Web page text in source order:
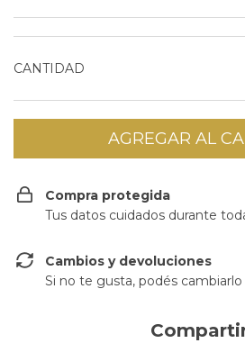
CANTIDAD
Compra protegida
Tus datos cuidados durante
Cambios y devoluciones
Si no te gusta, podés